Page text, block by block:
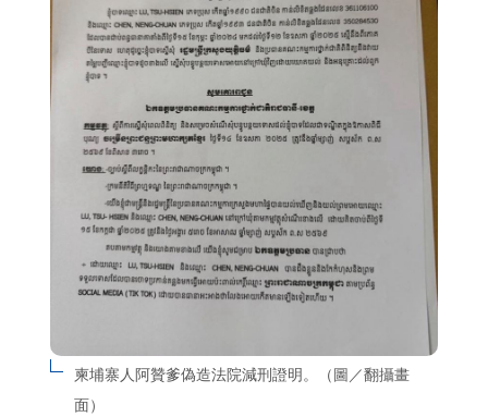
柬埔寨人阿贊爹偽造法院減刑證明。（圖／翻攝畫
面）